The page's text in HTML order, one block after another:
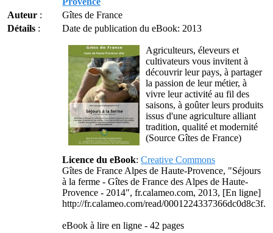
Auteur :
Gîtes de France
Détails : Date de publication du eBook: 2013
Agriculteurs, éleveurs et
cultivateurs vous invitent à
découvrir leur pays, à partager
la passion de leur métier, à
vivre leur activité au fil des
saisons, à goûter leurs produits
issus d'une agriculture alliant
tradition, qualité et modernité
(Source Gîtes de France)
Licence du eBook: Creative Commons
Gîtes de France Alpes de Haute-Provence, "Séjours
à la ferme - Gîtes de France des Alpes de Haute-
Provence - 2014", fr.calameo.com, 2013, [En ligne]
http://fr.calameo.com/read/0001224337366dc0d8c3f.
eBook à lire en ligne - 42 pages